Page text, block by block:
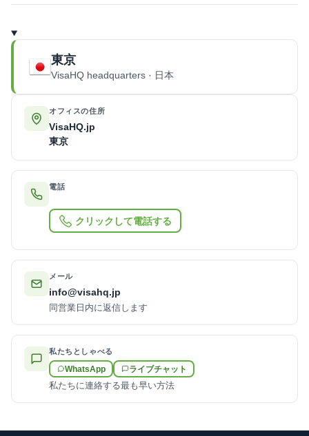
東京
VisaHQ headquarters · 日本
オフィスの住所
VisaHQ.jp
東京
電話
クリックして電話する
メール
info@visahq.jp
同営業日内に返信します
私たちとしゃべる
WhatsApp ライブチャット
私たちに連絡する最も早い方法